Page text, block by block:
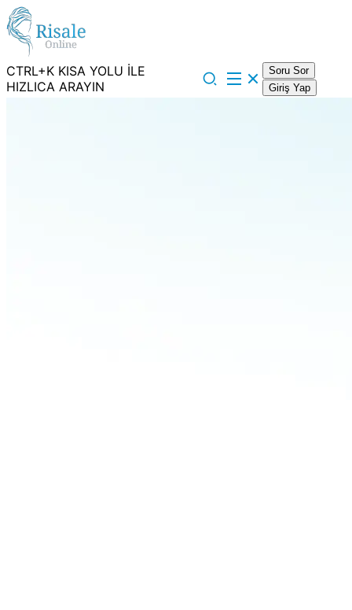
CTRL+K KISA YOLU İLE
HIZLICA ARAYIN
Soru Sor
Giriş Yap